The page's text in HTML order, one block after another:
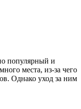
популярный и
места, из-за чего
Однако уход за ним